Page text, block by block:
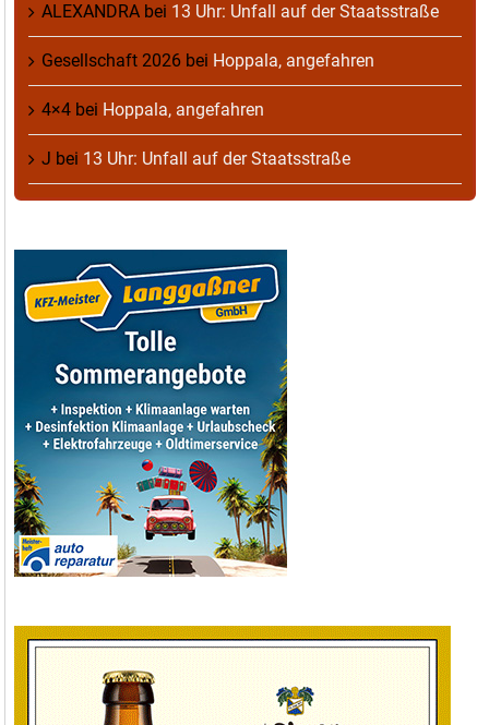
ALEXANDRA bei 13 Uhr: Unfall auf der Staatsstraße
Gesellschaft 2026 bei Hoppala, angefahren
4×4 bei Hoppala, angefahren
J bei 13 Uhr: Unfall auf der Staatsstraße